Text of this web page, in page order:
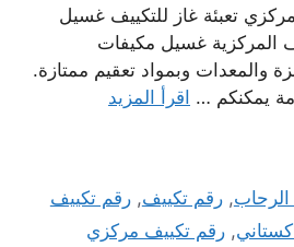
تعبئة غاز للتكييف غسيل
المركزية غسيل مكيفات
والمعدات وبمواد تعقيم ممتازة.
يمكنكم … اقرأ المزيد
,رقم تكييف,رقم تكييف
, رقم تكييف مركزي